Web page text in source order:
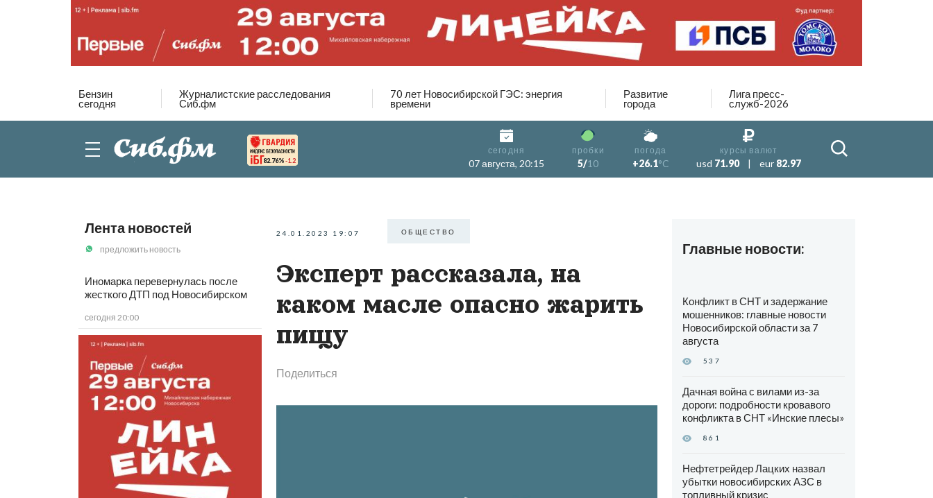
Бензин
сегодня
Журналистские расследования
Сиб.фм
70 лет Новосибирской ГЭС: энергия
времени
Развитие
города
Лига пресс-
служб-2026
82.76% -1.2
сегодня
07 августа, 20:15
пробки
5/10
погода
+26.1°C
курсы валют
usd 71.90 | eur 82.97
Лента новостей
предложить новость
Иномарка перевернулась после
жесткого ДТП под Новосибирском
сегодня 20:00
24.01.2023 19:07 ОБЩЕСТВО
Эксперт рассказала, на
каком масле опасно жарить
пищу
Поделиться
Главные новости:
Конфликт в СНТ и задержание
мошенников: главные новости
Новосибирской области за 7
августа
537
Дачная война с вилами из-за
дороги: подробности кровавого
конфликта в СНТ «Инские плесы»
861
Нефтетрейдер Лацких назвал
убытки новосибирских АЗС в
топливный кризис